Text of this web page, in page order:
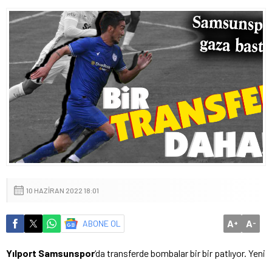
10 HAZIRAN 2022 18:01
ABONE OL A+ A-
Yılport Samsunspor‘da transferde bombalar bir bir patlıyor. Yeni